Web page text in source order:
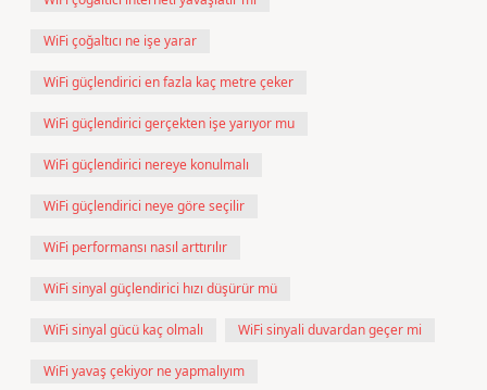
WiFi çoğaltıcı ne işe yarar
WiFi güçlendirici en fazla kaç metre çeker
WiFi güçlendirici gerçekten işe yarıyor mu
WiFi güçlendirici nereye konulmalı
WiFi güçlendirici neye göre seçilir
WiFi performansı nasıl arttırılır
WiFi sinyal güçlendirici hızı düşürür mü
WiFi sinyal gücü kaç olmalı WiFi sinyali duvardan geçer mi
WiFi yavaş çekiyor ne yapmalıyım